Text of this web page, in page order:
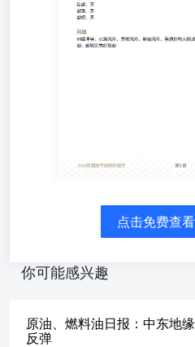
吨
加坡低硫燃料油现货价格单
吨
新加坡低硫燃料油近月月
吨
燃料油FU期货指数收盘价
图9：燃料油FU期货近月合
吨
吨
点击免费查
你可能感兴趣
原油、燃料油日报：中东地
反弹